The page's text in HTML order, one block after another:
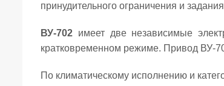
принудительного ограничения и
ВУ-702 имеет две независимые
кратковременном режиме. Привод ВУ-
По климатическому исполнению и